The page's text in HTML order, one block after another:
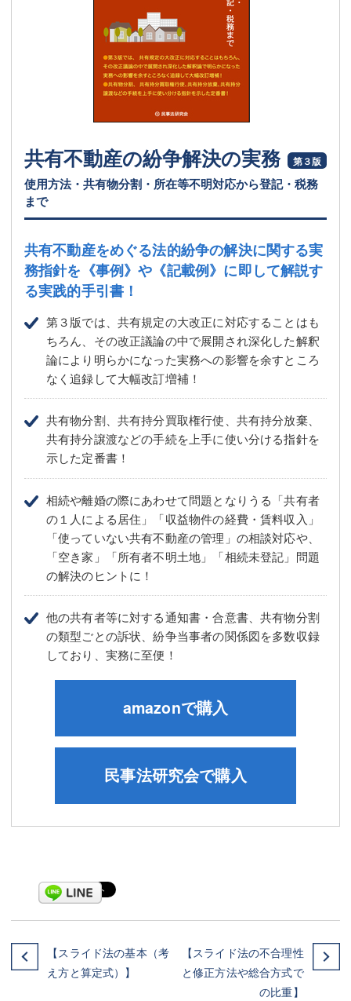
共有不動産の紛争解決の実務 第３版
使用方法・共有物分割・所在等不明対応から登記・税務
まで
共有不動産をめぐる法的紛争の解決に関する実
務指針を 《事例》や《記載例》に即して解説す
る実践的手引書！
第３版では、共有規定の大改正に対応することはも
ちろん、その改正議論の中で展開され深化した解釈
論により明らかになった実務への影響を余すところ
なく追録して大幅改訂増補！
共有物分割、共有持分買取権行使、共有持分放棄、
共有持分譲渡などの手続を上手に使い分ける指針を
示した定番書！
相続や離婚の際にあわせて問題となりうる「共有者
の１人による居住」「収益物件の経費・賃料収入」
「使っていない共有不動産の管理」の相談対応や、
「空き家」「所有者不明土地」「相続未登記」問題
の解決のヒントに！
他の共有者等に対する通知書・合意書、共有物分割
の類型ごとの訴状、紛争当事者の関係図を多数収録
しており、実務に至便！
民事法研究会で購入
amazonで購入
【スライド法の基本（考
え方と算定式）】
【スライド法の不合理性
と修正方法や総合方式で
の比重】